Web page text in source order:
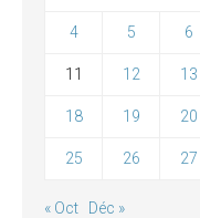
4 5 6
11 12 13
18 19 20
25 26 27
« Oct Déc »